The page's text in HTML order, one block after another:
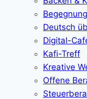
Deutsch
Digital-
Kafi-Treff
Kreative
Offene